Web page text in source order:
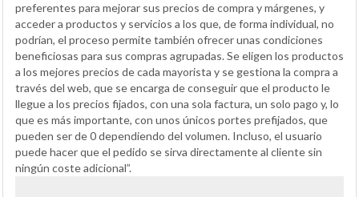
preferentes para mejorar sus precios de compra y márgenes, y
acceder a productos y servicios a los que, de forma individual, no
podrían, el proceso permite también ofrecer unas condiciones
beneficiosas para sus compras agrupadas. Se eligen los productos
a los mejores precios de cada mayorista y se gestiona la compra a
través del web, que se encarga de conseguir que el producto le
llegue a los precios fijados, con una sola factura, un solo pago y, lo
que es más importante, con unos únicos portes prefijados, que
pueden ser de 0 dependiendo del volumen. Incluso, el usuario
puede hacer que el pedido se sirva directamente al cliente sin
ningún coste adicional”.